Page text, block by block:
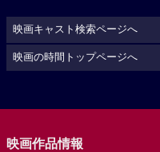
映画キャスト検索ページへ
映画の時間トップページへ
映画作品情報